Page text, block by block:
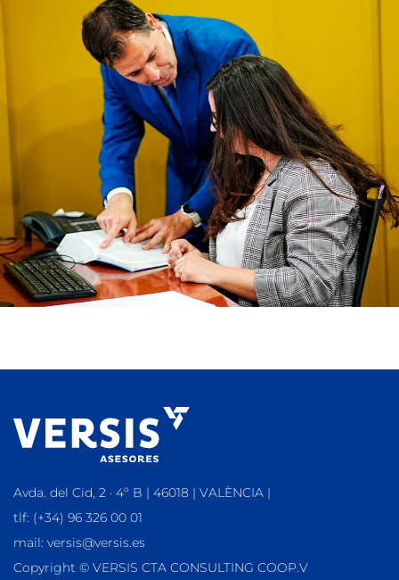
Avda. del Cid, 2 · 4º B | 46018 | VALÈNCIA |
tlf: (+34) 96 326 00 01
mail: versis@versis.es
Copyright © VERSIS CTA CONSULTING COOP.V